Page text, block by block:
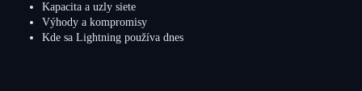
Kapacita a uzly siete
Výhody a kompromisy
Kde sa Lightning používa dnes